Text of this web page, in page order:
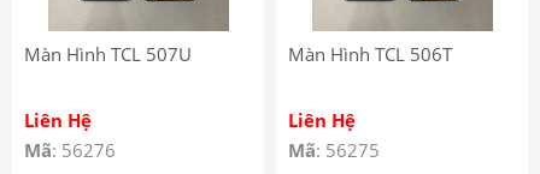
Màn Hình TCL 507U
Liên Hệ
Mã: 56276
Màn Hình TCL 506T
Liên Hệ
Mã: 56275